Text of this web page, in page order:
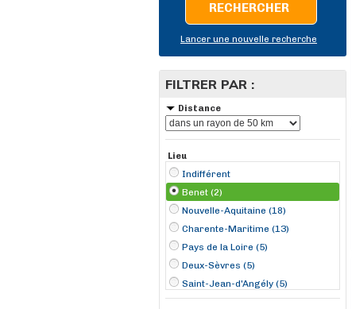
RECHERCHER
Lancer une nouvelle recherche
FILTRER PAR :
Distance
Lieu
Indifférent
Benet (2)
Nouvelle-Aquitaine (18)
Charente-Maritime (13)
Pays de la Loire (5)
Deux-Sèvres (5)
Saint-Jean-d'Angély (5)
La Rochelle (3)